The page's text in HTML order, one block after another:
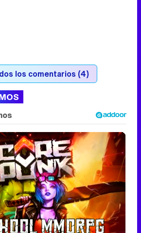
los comentarios (4)